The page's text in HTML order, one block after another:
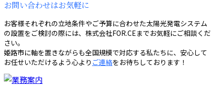
お問い合わせはお気軽に
お客様それぞれの立地条件やご予算に合わせた太陽光発電システム
の設置をご検討の際には、株式会社FOR.CEまでお気軽にご相談くだ
さい。
姫路市に軸を置きながらも全国規模で対応する私たちに、安心して
お任せいただけるよう心より ご連絡をお待ちしております！